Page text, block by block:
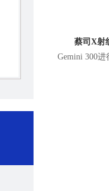
蔡司X射
Gemini 300